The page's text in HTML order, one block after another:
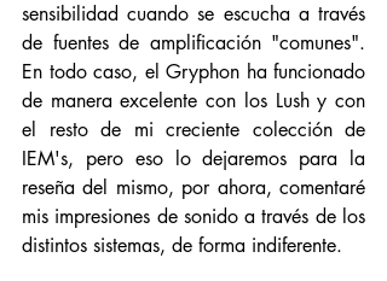
sensibilidad cuando se escucha a través
de fuentes de amplificación "comunes".
En todo caso, el Gryphon ha funcionado
de manera excelente con los Lush y con
el resto de mi creciente colección de
IEM's, pero eso lo dejaremos para la
reseña del mismo, por ahora, comentaré
mis impresiones de sonido a través de los
distintos sistemas, de forma indiferente.